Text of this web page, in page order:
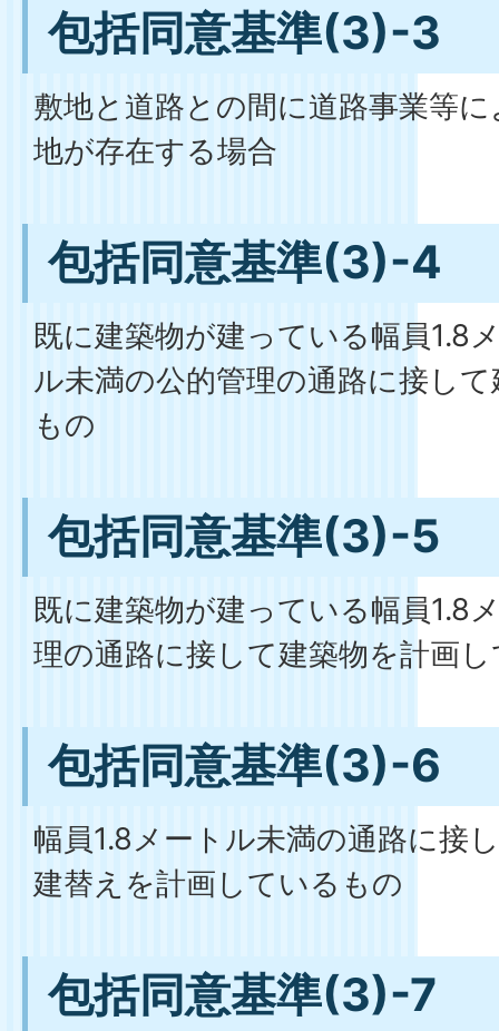
包括同意基準(3)-3
敷地と道路との間に道路事業等
地が存在する場合
包括同意基準(3)-4
既に建築物が建っている幅員1.8
ル未満の公的管理の通路に接し
もの
包括同意基準(3)-5
既に建築物が建っている幅員1.8
理の通路に接して建築物を計画
包括同意基準(3)-6
幅員1.8メートル未満の通路に接
建替えを計画しているもの
包括同意基準(3)-7